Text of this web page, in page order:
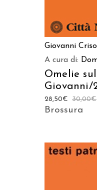
Giovanni
A cura di:
Omelie
Giovanni/
30,00€
28,50€
Brossura